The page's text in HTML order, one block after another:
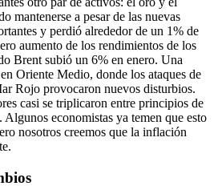
mantenerse a pesar de las nuevas
y perdió alrededor de un 1% de
aumento de los rendimientos de los
Brent subió un 6% en enero. Una
Oriente Medio, donde los ataques de
Rojo provocaron nuevos disturbios.
casi se triplicaron entre principios de
economistas ya temen que esto
nosotros creemos que la inflación